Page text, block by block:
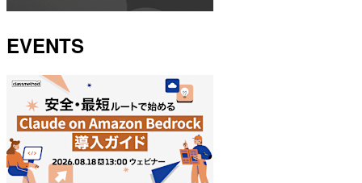
EVENTS